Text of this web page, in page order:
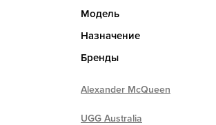
Модель
Назначение
Бренды
Alexander McQueen
UGG Australia